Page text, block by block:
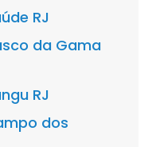
RJ
da Gama
RJ
dos